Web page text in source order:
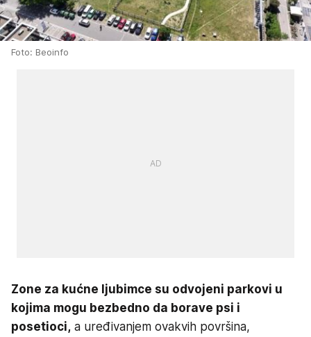
Foto: Beoinfo
Zone za kućne ljubimce su odvojeni parkovi u
kojima mogu bezbedno da borave psi i
posetioci, a uređivanjem ovakvih površina,